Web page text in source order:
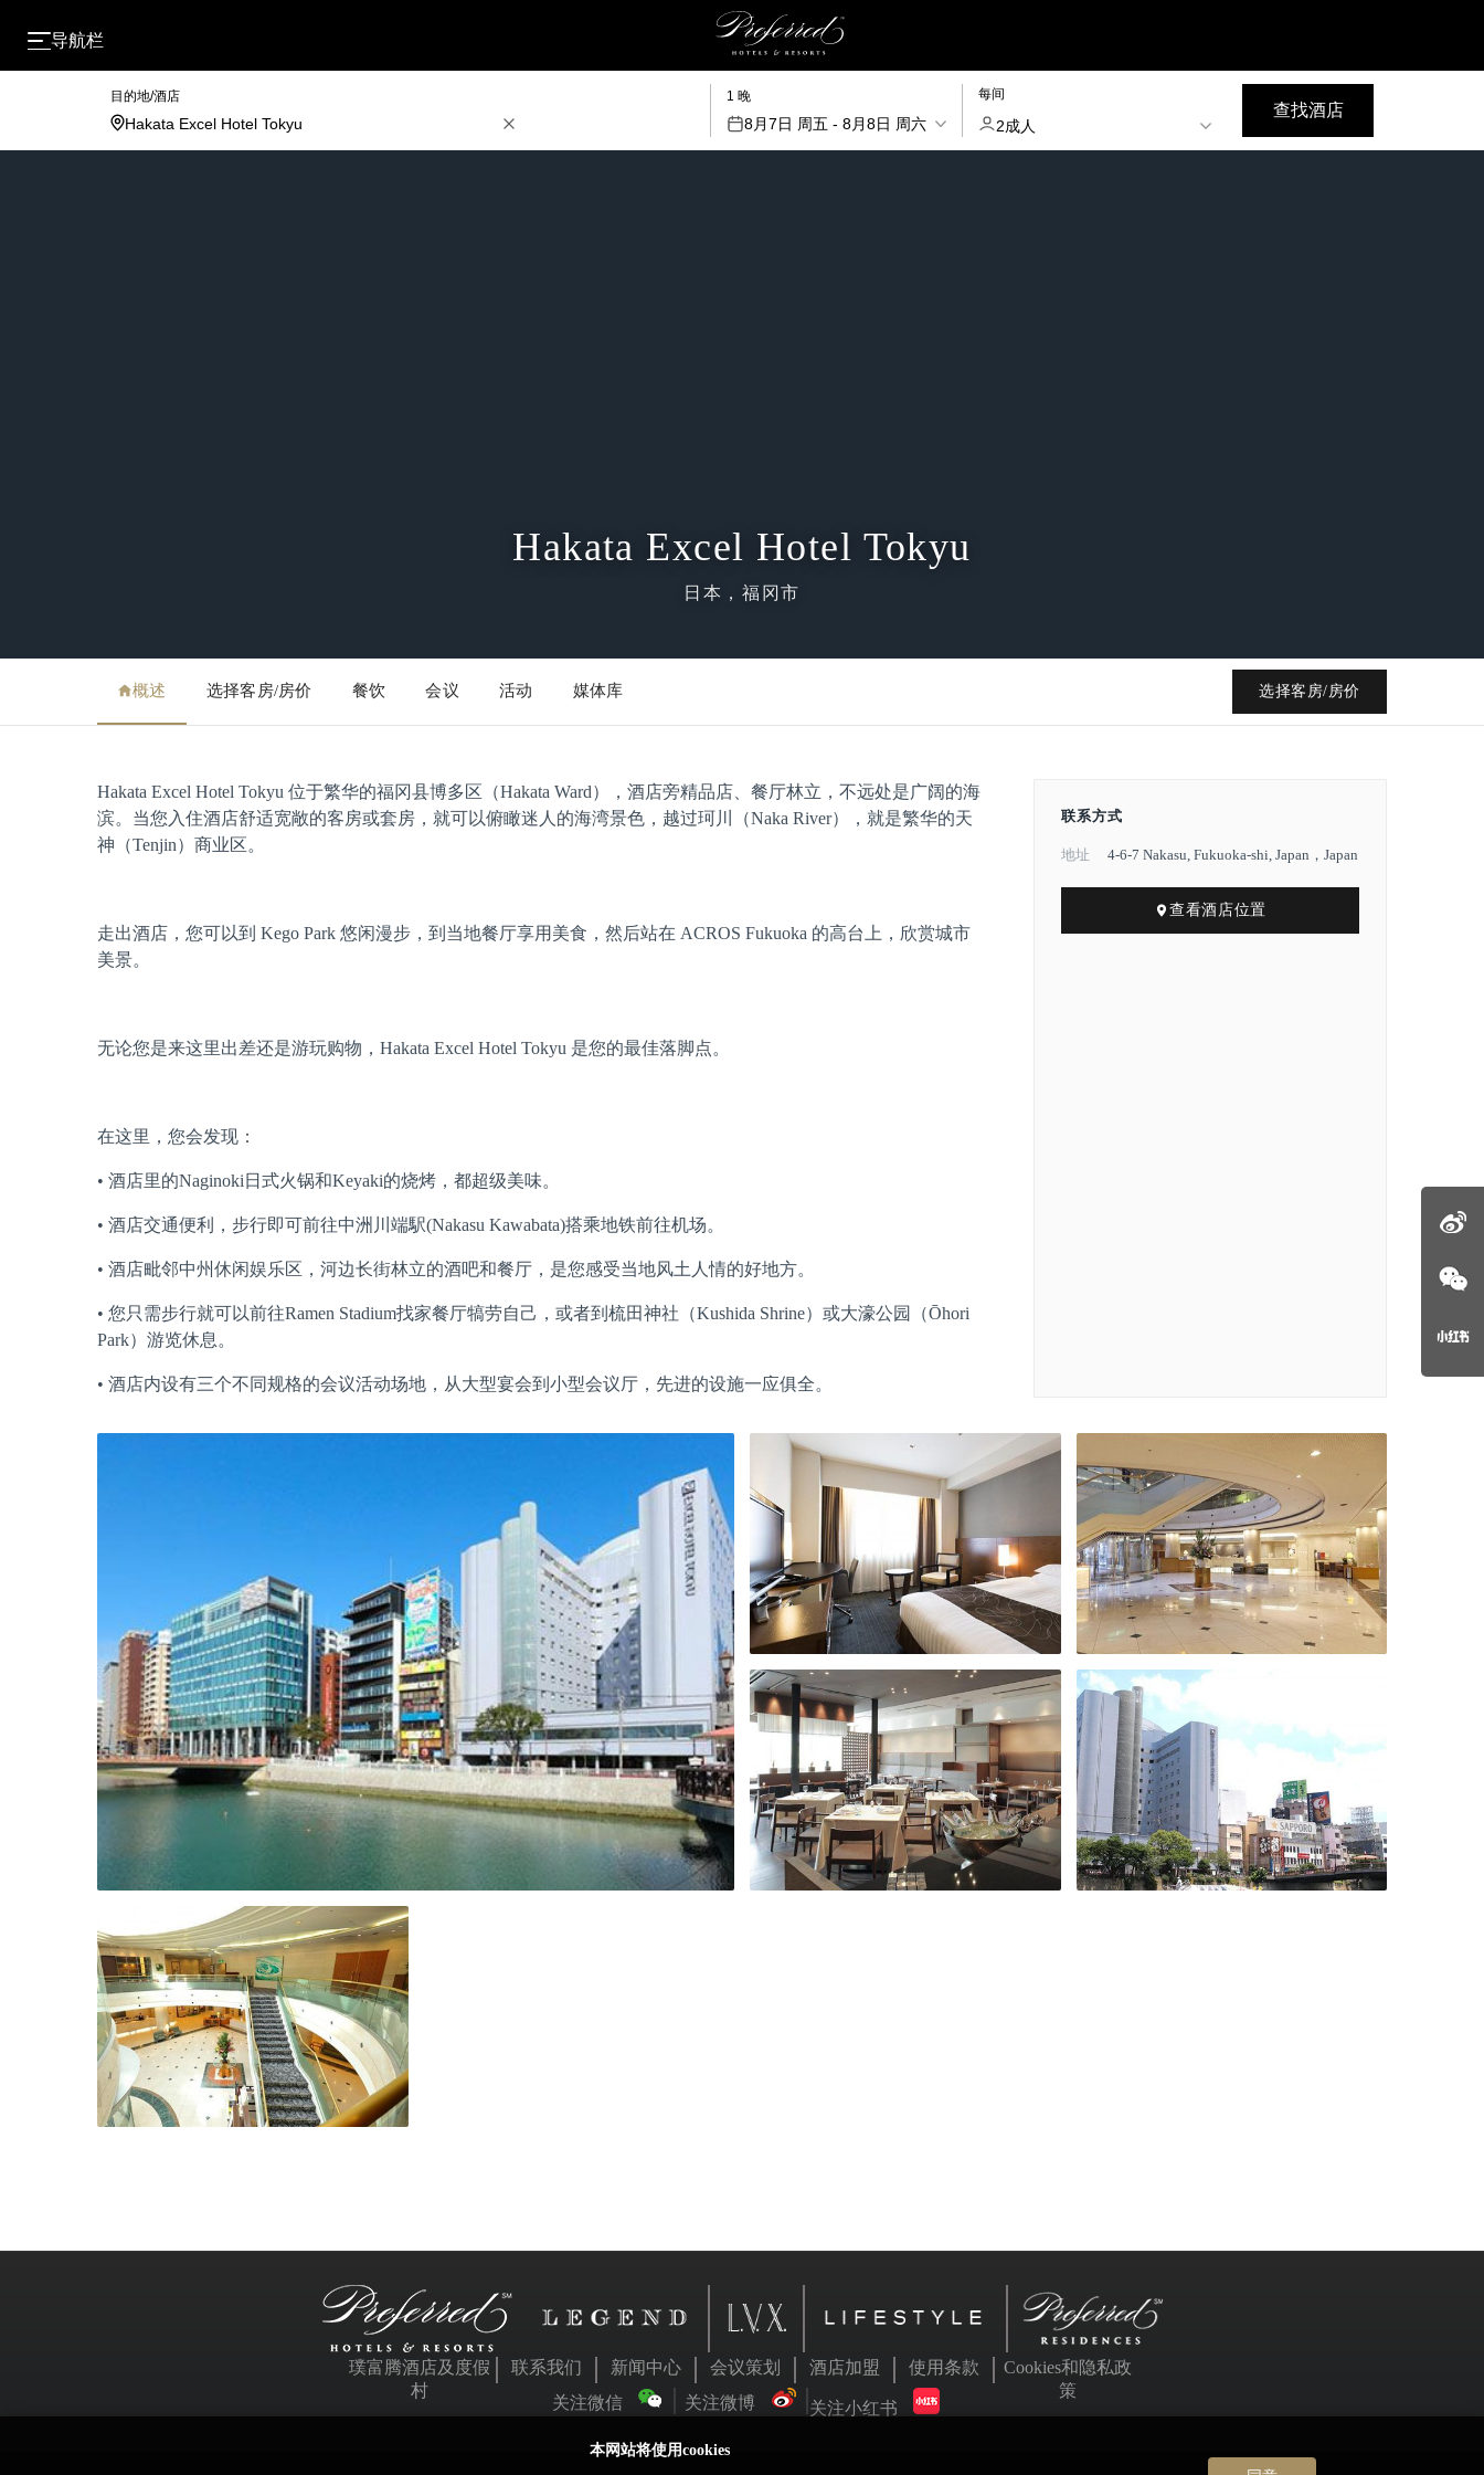
本网站将使用cookies
导航栏
目的地/酒店 1 晚
8月7日 周五 - 8月8日 周六
每间
2成人
查找酒店
Hakata Excel Hotel Tokyu
日本，福冈市
概述 选择客房/房价 餐饮 会议 活动 媒体库 选择客房/房价
Hakata Excel Hotel Tokyu 位于繁华的福冈县博多区（Hakata Ward），酒店旁精品店、餐厅林立，不远处是广阔的海
滨。当您入住酒店舒适宽敞的客房或套房，就可以俯瞰迷人的海湾景色，越过珂川（Naka River），就是繁华的天
神（Tenjin）商业区。
走出酒店，您可以到 Kego Park 悠闲漫步，到当地餐厅享用美食，然后站在 ACROS Fukuoka 的高台上，欣赏城市
美景。
无论您是来这里出差还是游玩购物，Hakata Excel Hotel Tokyu 是您的最佳落脚点。
在这里，您会发现：
• 酒店里的Naginoki日式火锅和Keyaki的烧烤，都超级美味。
• 酒店交通便利，步行即可前往中洲川端駅(Nakasu Kawabata)搭乘地铁前往机场。
• 酒店毗邻中州休闲娱乐区，河边长街林立的酒吧和餐厅，是您感受当地风土人情的好地方。
• 您只需步行就可以前往Ramen Stadium找家餐厅犒劳自己，或者到梳田神社（Kushida Shrine）或大濠公园（Ōhori
Park）游览休息。
• 酒店内设有三个不同规格的会议活动场地，从大型宴会到小型会议厅，先进的设施一应俱全。
联系方式
地址 4-6-7 Nakasu, Fukuoka-shi, Japan，Japan
查看酒店位置
璞富腾酒店及度假
村
联系我们 新闻中心 会议策划 酒店加盟 使用条款
Cookies和隐私政
策
关注微信 关注微博 关注小红书